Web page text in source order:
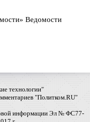
Ведомости
технологии"
"Политком.RU"
информации Эл № ФС77-